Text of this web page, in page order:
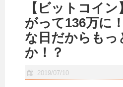
【ビットコイ
がって136万に
な日だからもっ
か！？
2019/07/10